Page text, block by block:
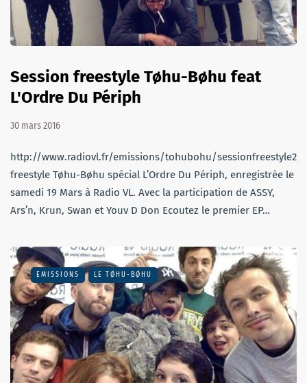
Session freestyle Tøhu-Bøhu feat
L'Ordre Du Périph
30 mars 2016
http://www.radiovl.fr/emissions/tohubohu/
freestyle Tøhu-Bøhu spécial L’Ordre Du Périph, enregistrée le
samedi 19 Mars à Radio VL. Avec la participation de ASSY,
Ars’n, Krun, Swan et Youv D Don Ecoutez le premier EP…
EMISSIONS LE TØHU-BØHU